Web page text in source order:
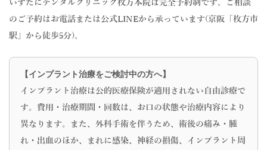
いずたにデンタルクリニック枚方本院は完全予約制です。ご相談
のご予約はお電話または公式LINEから承っています(京阪「枚方市
駅」から徒歩5分)。
【インプラント治療をご検討中の方へ】
インプラント治療は公的医療保険が適用されない自由診療で
す。費用・治療期間・回数は、お口の状態や治療内容により
異なります。また、外科手術を伴うため、術後の痛み・腫
れ・出血のほか、まれに感染、神経の損傷、インプラント周